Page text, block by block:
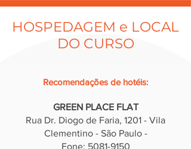
HOSPEDAGEM e LOCAL
DO CURSO
Recomendações de hotéis:
GREEN PLACE FLAT
Rua Dr. Diogo de Faria, 1201 - Vila
Clementino - São Paulo -
Fone: 5081-9150